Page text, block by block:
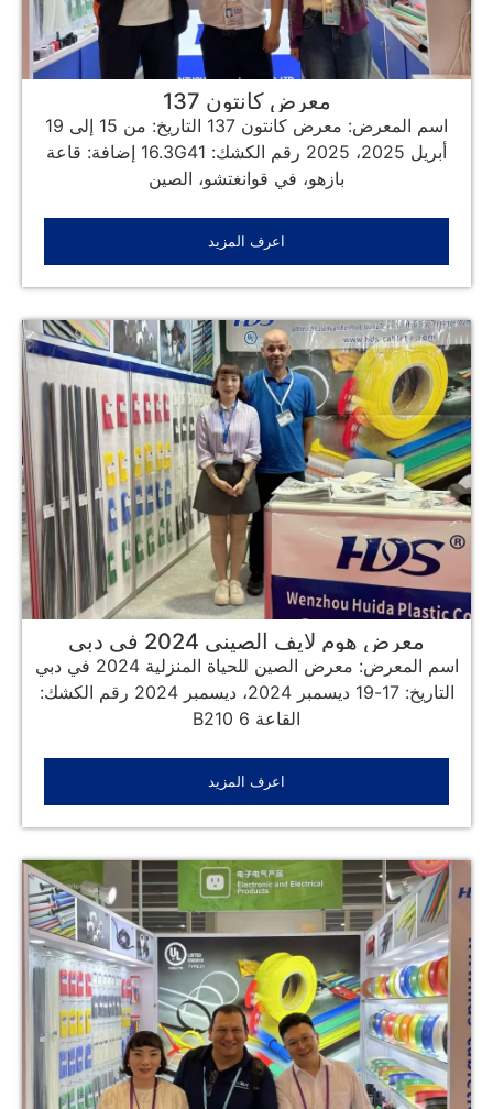
معرض كانتون 137
اسم المعرض: معرض كانتون 137 التاريخ: من 15 إلى 19
أبريل 2025، 2025 رقم الكشك: 16.3G41 إضافة: قاعة
بازهو، في قوانغتشو، الصين
اعرف المزيد
معرض هوم لايف الصيني 2024 في دبي
اسم المعرض: معرض الصين للحياة المنزلية 2024 في دبي
التاريخ: 17-19 ديسمبر 2024، ديسمبر 2024 رقم الكشك:
القاعة 6 B210
اعرف المزيد